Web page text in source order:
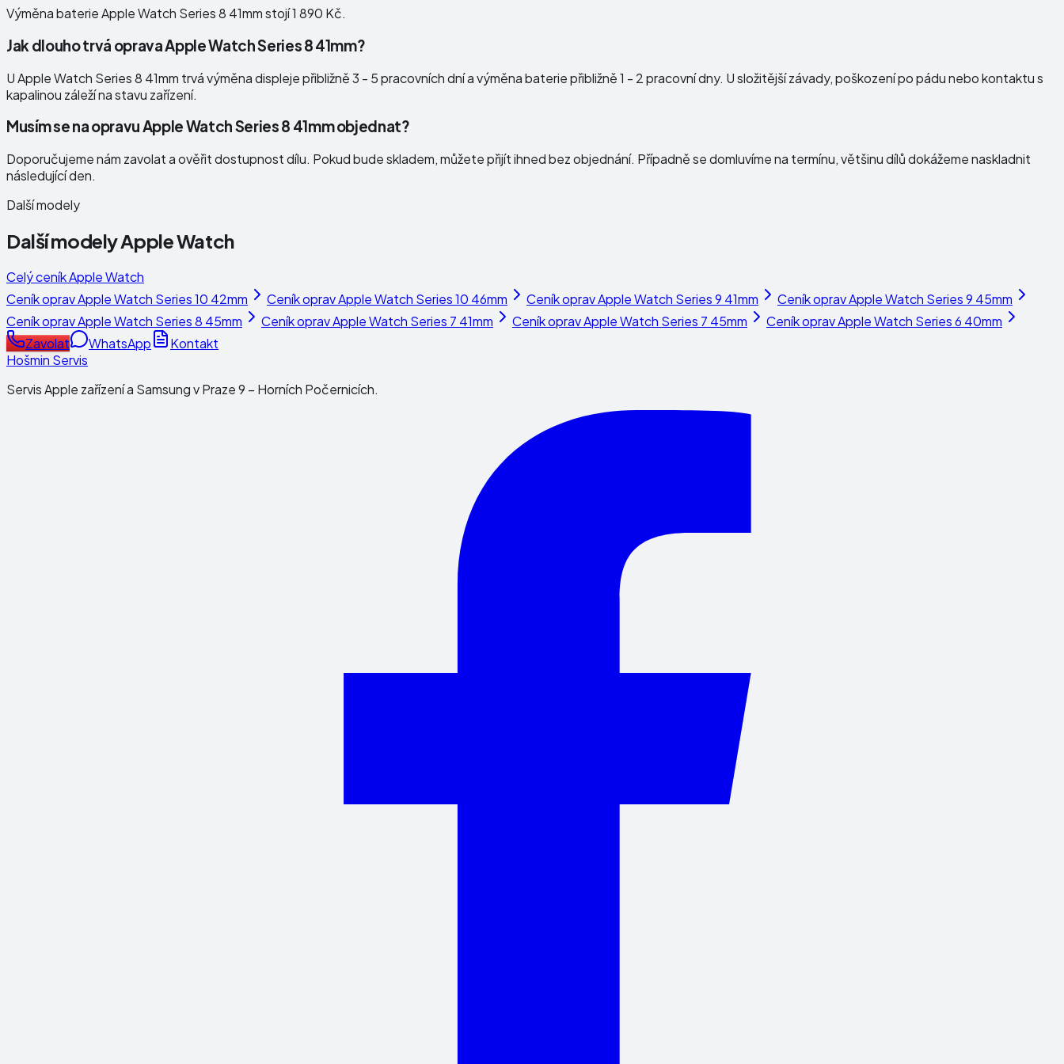
Výměna baterie Apple Watch Series 8 41mm stojí 1 890 Kč.
Jak dlouho trvá oprava Apple Watch Series 8 41mm?
U Apple Watch Series 8 41mm trvá výměna displeje přibližně 3 - 5 pracovních dní a výměna baterie přibližně 1 - 2 pracovní dny. U složitější závady, poškození po pádu nebo kontaktu s
kapalinou záleží na stavu zařízení.
Musím se na opravu Apple Watch Series 8 41mm objednat?
Doporučujeme nám zavolat a ověřit dostupnost dílu. Pokud bude skladem, můžete přijít ihned bez objednání. Případně se domluvíme na termínu, většinu dílů dokážeme naskladnit
následující den.
Další modely
Další modelyApple Watch
Celý ceníkApple Watch
Ceník opravApple Watch Series 10 42mm Ceník opravApple Watch Series 10 46mm Ceník opravApple Watch Series 9 41mm Ceník opravApple Watch Series 9 45mm
Ceník opravApple Watch Series 8 45mm Ceník opravApple Watch Series 7 41mm Ceník opravApple Watch Series 7 45mm Ceník opravApple Watch Series 6 40mm
Zavolat
WhatsApp
Kontakt
Hošmin Servis
Servis Apple zařízení a Samsung v Praze 9 – Horních Počernicích.